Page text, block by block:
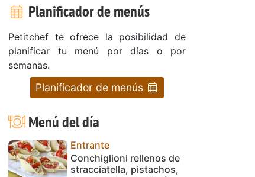
Planificador de menús
Petitchef te ofrece la posibilidad de
planificar tu menú por días o por
semanas.
Planificador de menús
Menú del día
Entrante
Conchiglioni rellenos de
stracciatella, pistachos,